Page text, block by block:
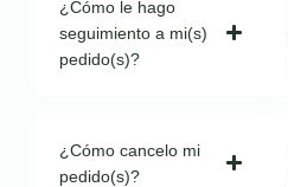
¿Cómo le hago
seguimiento a mi(s)
pedido(s)?
¿Cómo cancelo mi
pedido(s)?